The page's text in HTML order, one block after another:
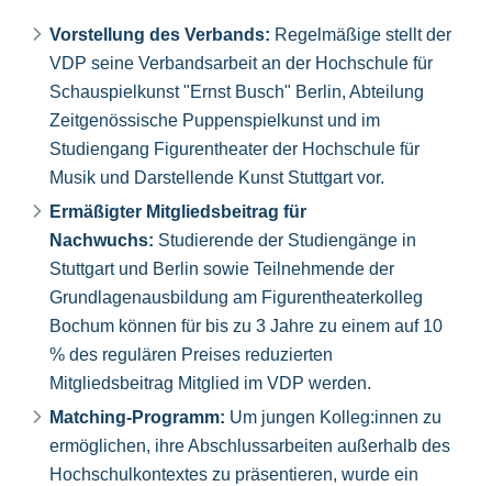
Vorstellung des Verbands: Regelmäßige stellt der
VDP seine Verbandsarbeit an der Hochschule für
Schauspielkunst "Ernst Busch" Berlin, Abteilung
Zeitgenössische Puppenspielkunst und im
Studiengang Figurentheater der Hochschule für
Musik und Darstellende Kunst Stuttgart vor.
Ermäßigter Mitgliedsbeitrag für
Nachwuchs: Studierende der Studiengänge in
Stuttgart und Berlin sowie Teilnehmende der
Grundlagenausbildung am Figurentheaterkolleg
Bochum können für bis zu 3 Jahre zu einem auf 10
% des regulären Preises reduzierten
Mitgliedsbeitrag Mitglied im VDP werden.
Matching-Programm: Um jungen Kolleg:innen zu
ermöglichen, ihre Abschlussarbeiten außerhalb des
Hochschulkontextes zu präsentieren, wurde ein